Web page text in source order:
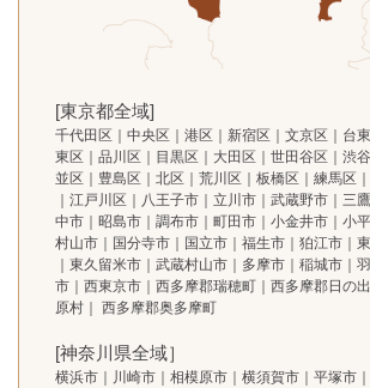
[東京都全域]
千代田区｜中央区｜港区｜新宿区｜文京区｜台
東区｜品川区｜目黒区｜大田区｜世田谷区｜渋
並区｜豊島区｜北区｜荒川区｜板橋区｜練馬区
｜江戸川区｜八王子市｜立川市｜武蔵野市｜三
中市｜昭島市｜調布市｜町田市｜小金井市｜小
村山市｜国分寺市｜国立市｜福生市｜狛江市｜
｜東久留米市｜武蔵村山市｜多摩市｜稲城市｜
市｜西東京市｜西多摩郡瑞穂町｜西多摩郡日の
原村｜ 西多摩郡奥多摩町
[神奈川県全域］
横浜市｜川崎市｜相模原市｜横須賀市｜平塚市